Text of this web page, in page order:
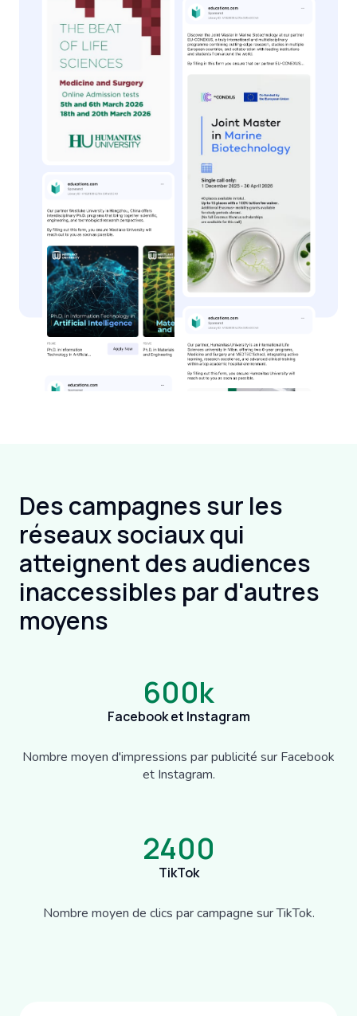
Des campagnes sur les
réseaux sociaux qui
atteignent des audiences
inaccessibles par d'autres
moyens
600k
Facebook et Instagram
Nombre moyen d'impressions par publicité sur Facebook
et Instagram.
2400
TikTok
Nombre moyen de clics par campagne sur TikTok.